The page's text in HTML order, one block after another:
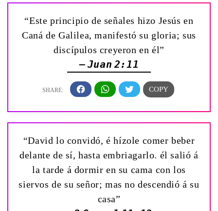
“Este principio de señales hizo Jesús en
Caná de Galilea, manifestó su gloria; sus
discípulos creyeron en él”
— Juan 2:11
“David lo convidó, é hízole comer beber
delante de sí, hasta embriagarlo. él salió á
la tarde á dormir en su cama con los
siervos de su señor; mas no descendió á su
casa”